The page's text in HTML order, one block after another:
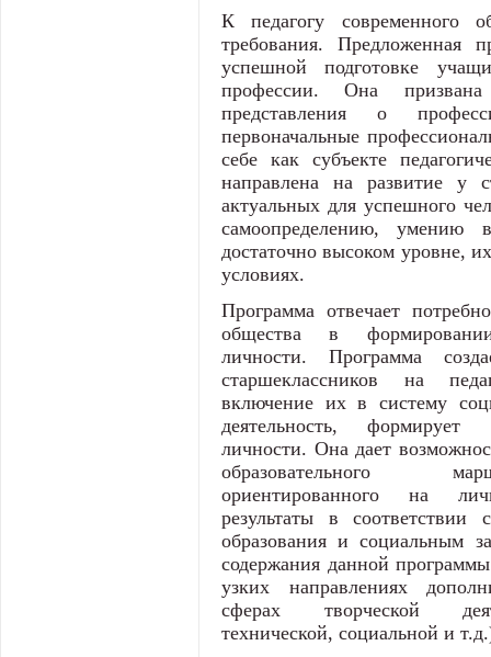
К педагогу современного
требования. Предложенная
успешной подготовке
профессии. Она
представления о
первоначальные
себе как субъекте
направлена на развитие у
актуальных для успешного
самоопределению, умению
достаточно высоком уровне,
условиях.
Программа отвечает
общества в
личности. Программа
старшеклассников на
включение их в систему
деятельность, формирует
личности. Она дает
образовательного
ориентированного на
результаты в
образования и социальным
содержания данной
узких направлениях
сферах творческой
технической, социальной и